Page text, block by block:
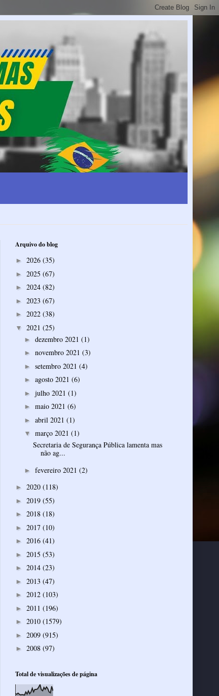
Arquivo do blog
► 2026 (35)
► 2025 (67)
► 2024 (82)
► 2023 (67)
► 2022 (38)
▼ 2021 (25)
► dezembro 2021 (1)
► novembro 2021 (3)
► setembro 2021 (4)
► agosto 2021 (6)
► julho 2021 (1)
► maio 2021 (6)
► abril 2021 (1)
▼ março 2021 (1)
Secretaria de Segurança Pública lamenta mas
não ag...
► fevereiro 2021 (2)
► 2020 (118)
► 2019 (55)
► 2018 (18)
► 2017 (10)
► 2016 (41)
► 2015 (53)
► 2014 (23)
► 2013 (47)
► 2012 (103)
► 2011 (196)
► 2010 (1579)
► 2009 (915)
► 2008 (97)
Total de visualizações de página